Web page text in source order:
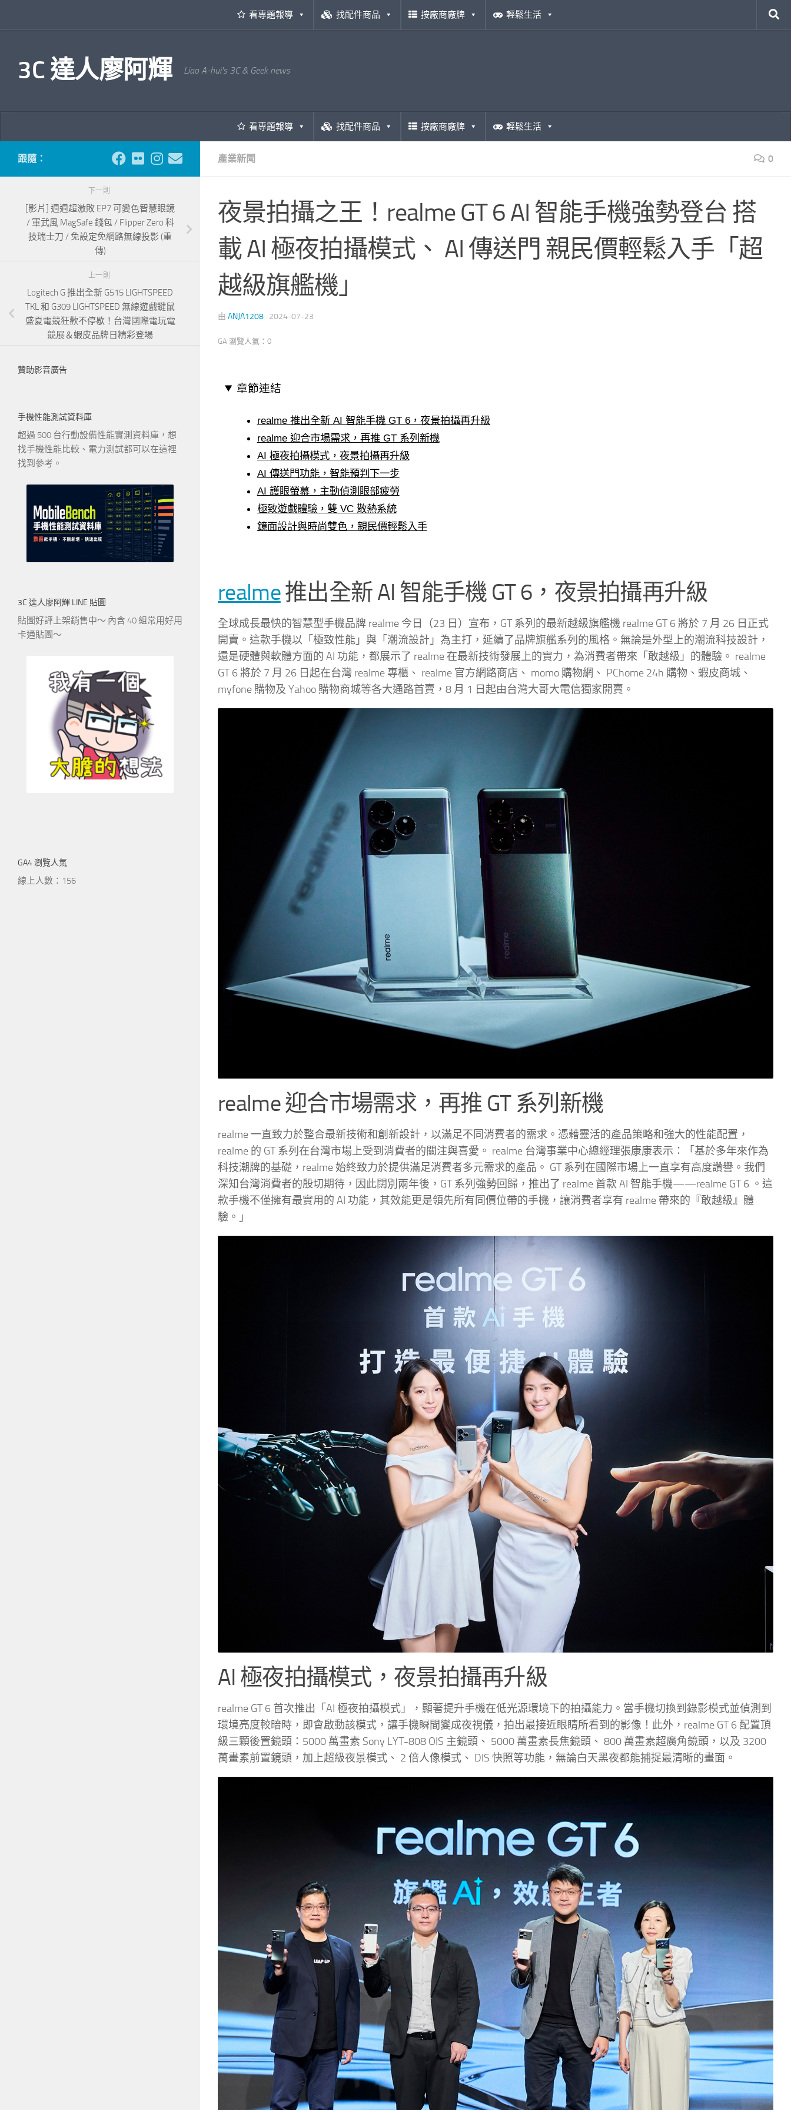
看專題報導 找配件商品 按廠商廠牌 輕鬆生活
3C 達人廖阿輝 Liao A-hui's 3C & Geek news
看專題報導 找配件商品 按廠商廠牌 輕鬆生活
產業新聞 0
夜景拍攝之王！realme GT 6 AI 智能手機強勢登台 搭
載 AI 極夜拍攝模式、 AI 傳送門 親民價輕鬆入手「超
越級旗艦機」
由 ANJA1208 · 2024-07-23
GA 瀏覽人氣：0
章節連結
realme 推出全新 AI 智能手機 GT 6，夜景拍攝再升級
realme 迎合市場需求，再推 GT 系列新機
AI 極夜拍攝模式，夜景拍攝再升級
AI 傳送門功能，智能預判下一步
AI 護眼螢幕，主動偵測眼部疲勞
極致遊戲體驗，雙 VC 散熱系統
鏡面設計與時尚雙色，親民價輕鬆入手
realme推出全新 AI 智能手機 GT 6，夜景拍攝再升級
全球成長最快的智慧型手機品牌 realme 今日（23 日）宣布，GT 系列的最新越級旗艦機 realme GT 6 將於 7 月 26 日正式
開賣。這款手機以「極致性能」與「潮流設計」為主打，延續了品牌旗艦系列的風格。無論是外型上的潮流科技設計，
還是硬體與軟體方面的 AI 功能，都展示了 realme 在最新技術發展上的實力，為消費者帶來「敢越級」的體驗。 realme
GT 6 將於 7 月 26 日起在台灣 realme 專櫃、 realme 官方網路商店、 momo 購物網、 PChome 24h 購物、蝦皮商城、
myfone 購物及 Yahoo 購物商城等各大通路首賣，8 月 1 日起由台灣大哥大電信獨家開賣。
realme 迎合市場需求，再推 GT 系列新機
realme 一直致力於整合最新技術和創新設計，以滿足不同消費者的需求。憑藉靈活的產品策略和強大的性能配置，
realme 的 GT 系列在台灣市場上受到消費者的關注與喜愛。 realme 台灣事業中心總經理張康康表示：「基於多年來作為
科技潮牌的基礎，realme 始終致力於提供滿足消費者多元需求的產品。 GT 系列在國際市場上一直享有高度讚譽。我們
深知台灣消費者的殷切期待，因此闊別兩年後，GT 系列強勢回歸，推出了 realme 首款 AI 智能手機——realme GT 6 。這
款手機不僅擁有最實用的 AI 功能，其效能更是領先所有同價位帶的手機，讓消費者享有 realme 帶來的『敢越級』體
驗。」
AI 極夜拍攝模式，夜景拍攝再升級
realme GT 6 首次推出「AI 極夜拍攝模式」，顯著提升手機在低光源環境下的拍攝能力。當手機切換到錄影模式並偵測到
環境亮度較暗時，即會啟動該模式，讓手機瞬間變成夜視儀，拍出最接近眼睛所看到的影像！此外，realme GT 6 配置頂
級三顆後置鏡頭：5000 萬畫素 Sony LYT-808 OIS 主鏡頭、 5000 萬畫素長焦鏡頭、 800 萬畫素超廣角鏡頭，以及 3200
萬畫素前置鏡頭，加上超級夜景模式、 2 倍人像模式、 DIS 快照等功能，無論白天黑夜都能捕捉最清晰的畫面。
跟隨：
下一則
[影片] 週週超激敗 EP7 可變色智慧眼鏡
/ 軍武風 MagSafe 錢包 / Flipper Zero 科
技瑞士刀 / 免設定免網路無線投影 (重
傳)
上一則
Logitech G 推出全新 G515 LIGHTSPEED
TKL 和 G309 LIGHTSPEED 無線遊戲鍵鼠
盛夏電競狂歡不停歇！台灣國際電玩電
競展＆蝦皮品牌日精彩登場
贊助影音廣告
手機性能測試資料庫
超過 500 台行動設備性能實測資料庫，想
找手機性能比較、電力測試都可以在這裡
找到參考。
3C 達人廖阿輝 LINE 貼圖
貼圖好評上架銷售中～ 內含 40 組常用好用
卡通貼圖～
GA4 瀏覽人氣
線上人數：156